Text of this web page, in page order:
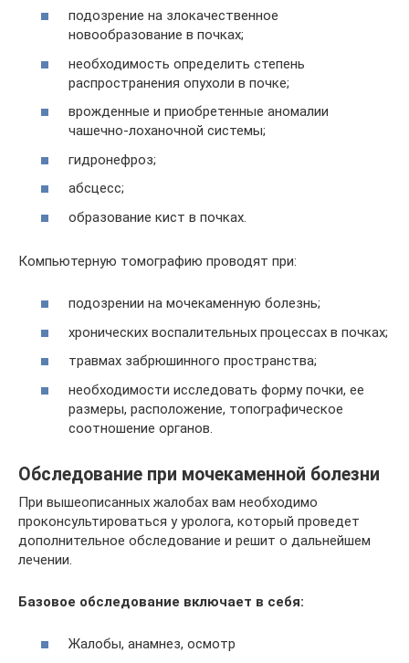
подозрение на злокачественное
новообразование в почках;
необходимость определить степень
распространения опухоли в почке;
врожденные и приобретенные аномалии
чашечно-лоханочной системы;
гидронефроз;
абсцесс;
образование кист в почках.
Компьютерную томографию проводят при:
подозрении на мочекаменную болезнь;
хронических воспалительных процессах в почках;
травмах забрюшинного пространства;
необходимости исследовать форму почки, ее
размеры, расположение, топографическое
соотношение органов.
Обследование при мочекаменной болезни
При вышеописанных жалобах вам необходимо
проконсультироваться у уролога, который проведет
дополнительное обследование и решит о дальнейшем
лечении.
Базовое обследование включает в себя:
Жалобы, анамнез, осмотр